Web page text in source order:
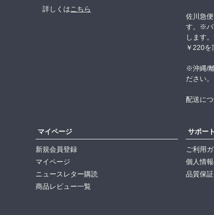
詳しくはこちら
佐川急
す。※バ
します
￥220を
※沖縄/
ださい。
配送に
マイページ
新規会員登録
マイページ
ニュースレター購読
商品レビュー一覧
サポート
ご利用
個人情
品質保